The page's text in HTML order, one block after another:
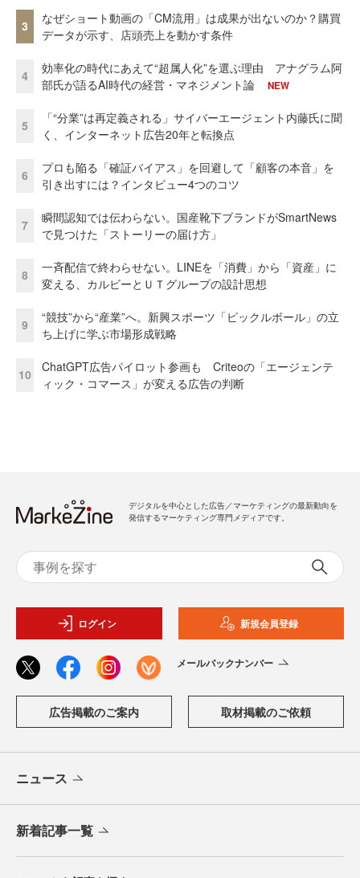
3
なぜショート動画の「CM流用」は成果が出ないのか？購買
データが示す、店頭売上を動かす条件
4
効率化の時代にあえて“超属人化”を選ぶ理由 アナグラム阿
部氏が語るAI時代の経営・マネジメント論
NEW
5
「“分業”は再定義される」サイバーエージェント内藤氏に聞
く、インターネット広告20年と転換点
6
プロも陥る「確証バイアス」を回避して「顧客の本音」を
引き出すには？インタビュー4つのコツ
7
瞬間認知では伝わらない。国産靴下ブランドがSmartNews
で見つけた「ストーリーの届け方」
8
一斉配信で終わらせない。LINEを「消費」から「資産」に
変える、カルビーとＵＴグループの設計思想
9
“競技”から“産業”へ。新興スポーツ「ピックルボール」の立
ち上げに学ぶ市場形成戦略
10
ChatGPT広告パイロット参画も Criteoの「エージェンテ
ィック・コマース」が変える広告の判断
デジタルを中心とした広告／マーケティングの最新動向を
発信するマーケティング専門メディアです。
ログイン 新規会員登録
メールバックナンバー
広告掲載のご案内 取材掲載のご依頼
ニュース
新着記事一覧